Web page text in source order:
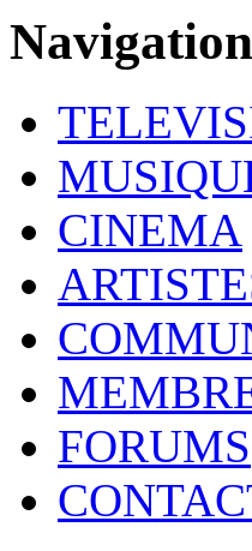
Navigation
CINEMA
FORUMS